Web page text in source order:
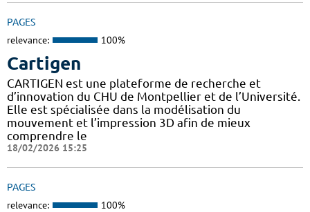
PAGES
relevance: 100%
Cartigen
CARTIGEN est une plateforme de recherche et
d’innovation du CHU de Montpellier et de l’Université.
Elle est spécialisée dans la modélisation du
mouvement et l’impression 3D afin de mieux
comprendre le
18/02/2026 15:25
PAGES
relevance: 100%